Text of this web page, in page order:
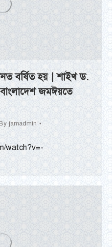
বর্ষিত হয় | শাইখ ড.
বাংলাদেশ জমঈয়তে
jamadmin
watch?v=-